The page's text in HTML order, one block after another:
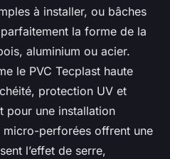
à installer, ou bâches
la forme de la
aluminium ou acier.
le PVC Tecplast haute
protection UV et
pour une installation
micro-perforées offrent une
l’effet de serre,